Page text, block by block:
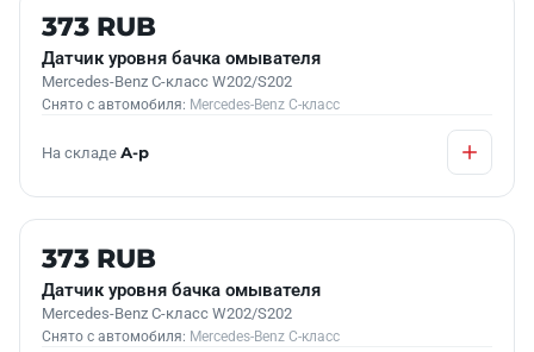
Б/У В НАЛИЧИИ
373 RUB
Датчик уровня бачка омывателя
Mercedes-Benz C-класс W202/S202
Снято с автомобиля: Mercedes-Benz C-класс
На складе А-р
Б/У В НАЛИЧИИ
373 RUB
Датчик уровня бачка омывателя
Mercedes-Benz C-класс W202/S202
Снято с автомобиля: Mercedes-Benz C-класс